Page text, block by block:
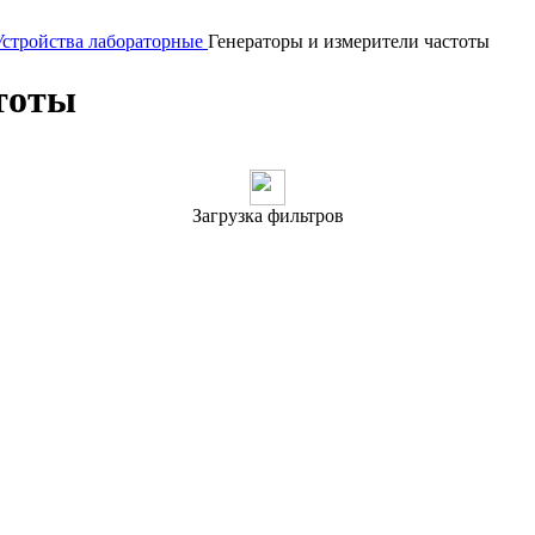
лабораторные Генераторы и измерители частоты
Загрузка фильтров